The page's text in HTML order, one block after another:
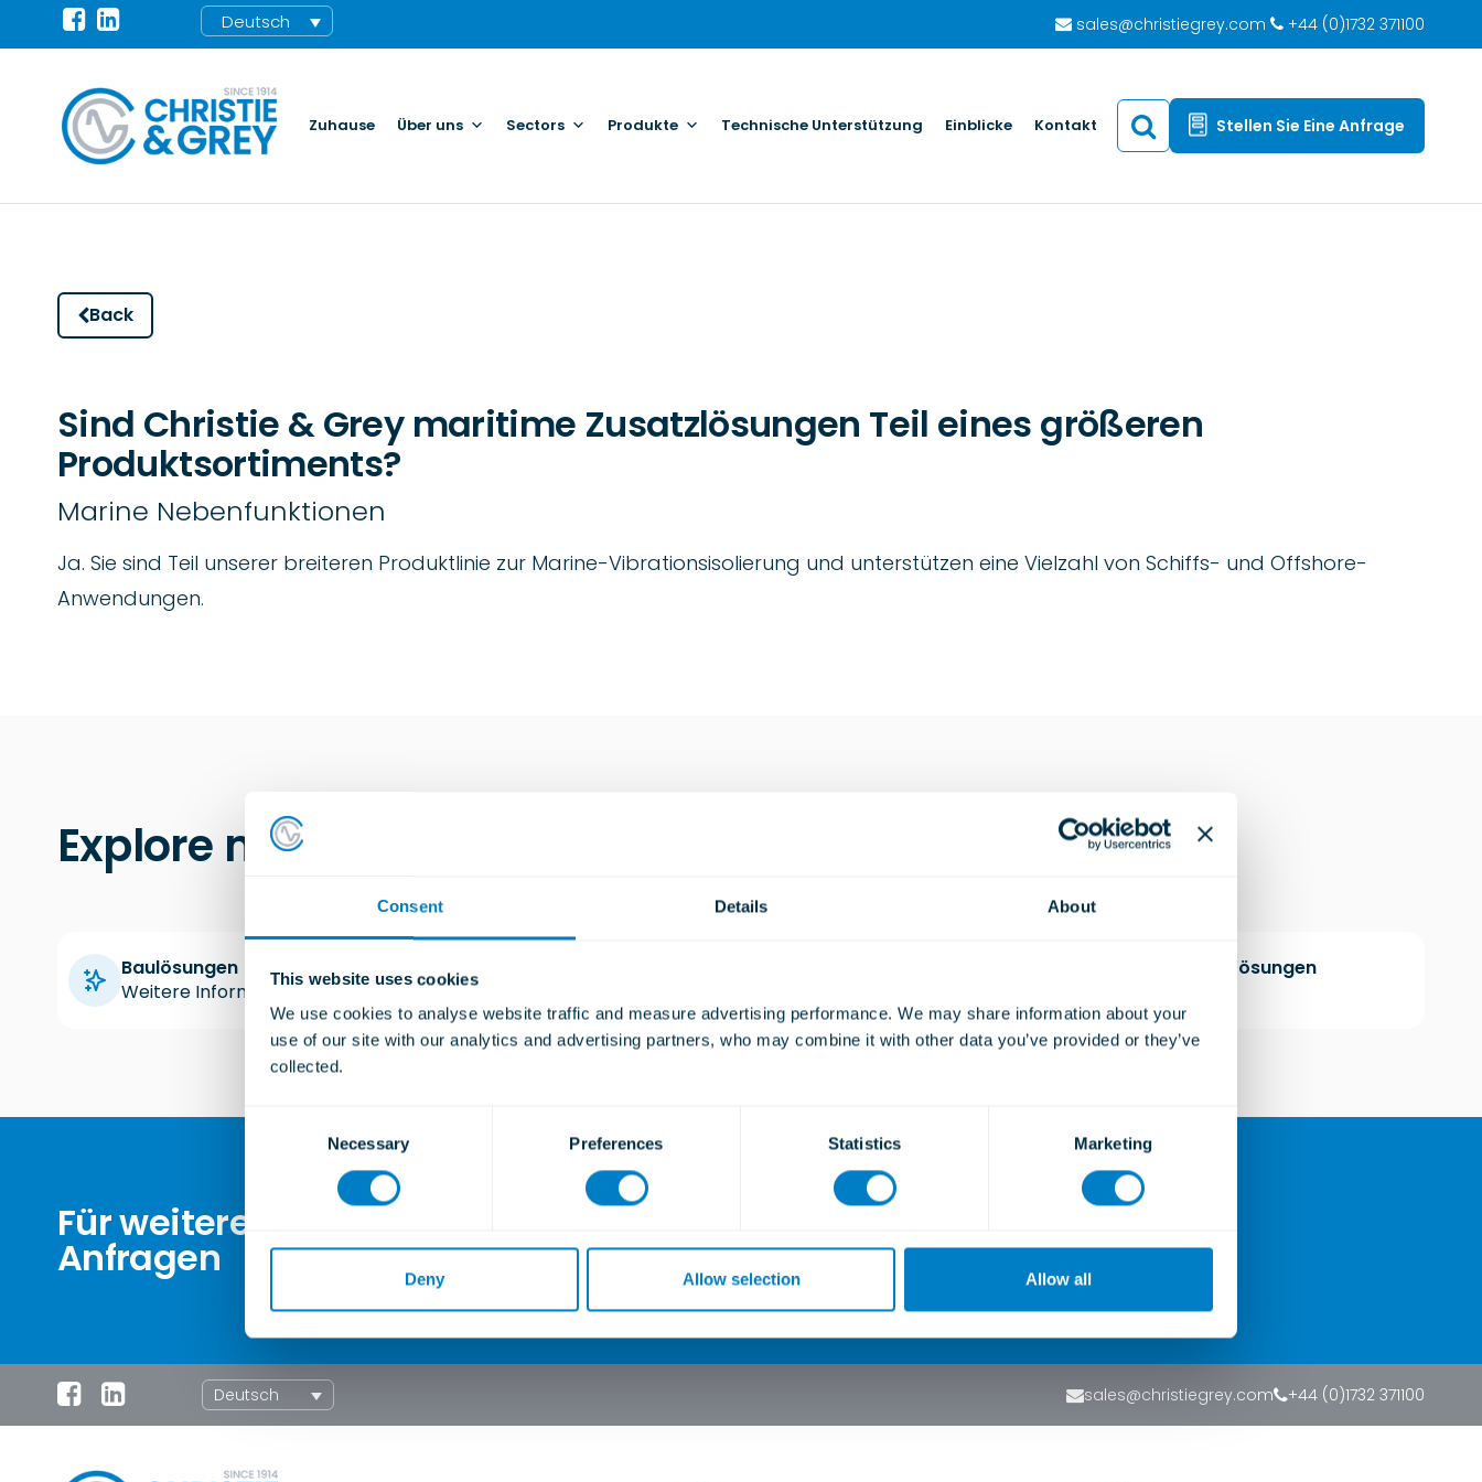
Consent Details About
This website uses cookies
We use cookies to analyse website traffic and measure advertising performance. We may share information about your
use of our site with our analytics and advertising partners, who may combine it with other data you’ve provided or they’ve
collected.
C
e
e
e
c
Necessary Preferences Statistics Marketing
Deny Allow selection Allow all
Deutsch sales@christiegrey.com +44 (0)1732 371100
Stellen Sie Eine Anfrage
Zuhause Über uns Sectors Produkte Technische Unterstützung Einblicke Kontakt
Back
Sind Christie & Grey maritime Zusatzlösungen Teil eines größeren
Produktsortiments?
Marine Nebenfunktionen
Ja. Sie sind Teil unserer breiteren Produktlinie zur Marine-Vibrationsisolierung und unterstützen eine Vielzahl von Schiffs- und Offshore-
Anwendungen.
Explore more Industries
Baulösungen
Weitere Informationen
Marine und Offshore-Lösungen
Für weitere Informationen oder
Anfragen Kontaktieren Sie uns
Deutsch sales@christiegrey.com +44 (0)1732 371100